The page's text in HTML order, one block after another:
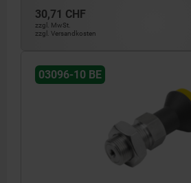
30,71 CHF
zzgl. MwSt.
zzgl. Versandkosten
03096-10 BE